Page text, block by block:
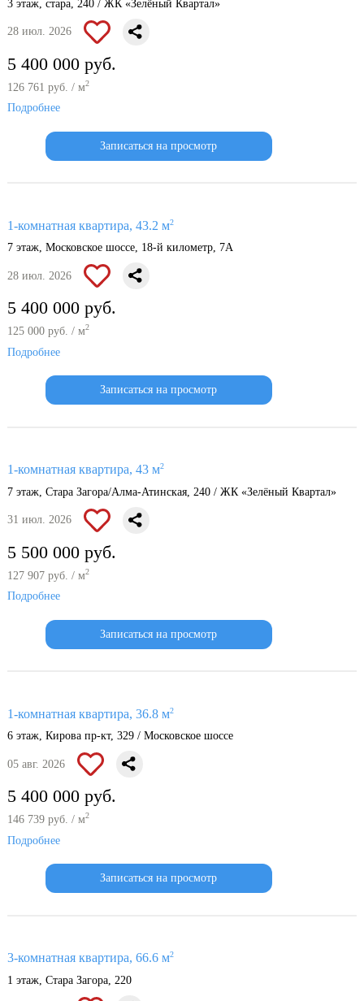
3 этаж, стара, 240 / ЖК «Зелёный Квартал»
28 июл. 2026
5 400 000 руб.
126 761 руб. / м2
Подробнее
Записаться на просмотр
1-комнатная квартира, 43.2 м2
7 этаж, Московское шоссе, 18-й километр, 7А
28 июл. 2026
5 400 000 руб.
125 000 руб. / м2
Подробнее
Записаться на просмотр
1-комнатная квартира, 43 м2
7 этаж, Стара Загора/Алма-Атинская, 240 / ЖК «Зелёный Квартал»
31 июл. 2026
5 500 000 руб.
127 907 руб. / м2
Подробнее
Записаться на просмотр
1-комнатная квартира, 36.8 м2
6 этаж, Кирова пр-кт, 329 / Московское шоссе
05 авг. 2026
5 400 000 руб.
146 739 руб. / м2
Подробнее
Записаться на просмотр
3-комнатная квартира, 66.6 м2
1 этаж, Стара Загора, 220